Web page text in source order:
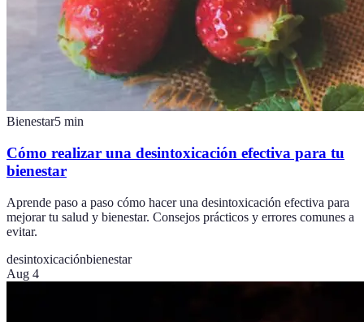
Bienestar5 min
Cómo realizar una desintoxicación efectiva para tu
bienestar
Aprende paso a paso cómo hacer una desintoxicación efectiva para
mejorar tu salud y bienestar. Consejos prácticos y errores comunes a
evitar.
desintoxicaciónbienestar
Aug 4